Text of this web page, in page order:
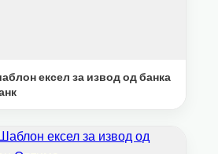
ексел за извод од банка